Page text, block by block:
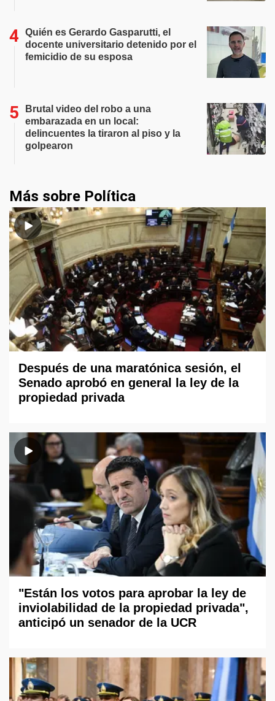
Quién es Gerardo Gasparutti, el
docente universitario detenido por el
femicidio de su esposa
Brutal video del robo a una
embarazada en un local:
delincuentes la tiraron al piso y la
golpearon
Más sobre Política
Después de una maratónica sesión, el
Senado aprobó en general la ley de la
propiedad privada
"Están los votos para aprobar la ley de
inviolabilidad de la propiedad privada",
anticipó un senador de la UCR